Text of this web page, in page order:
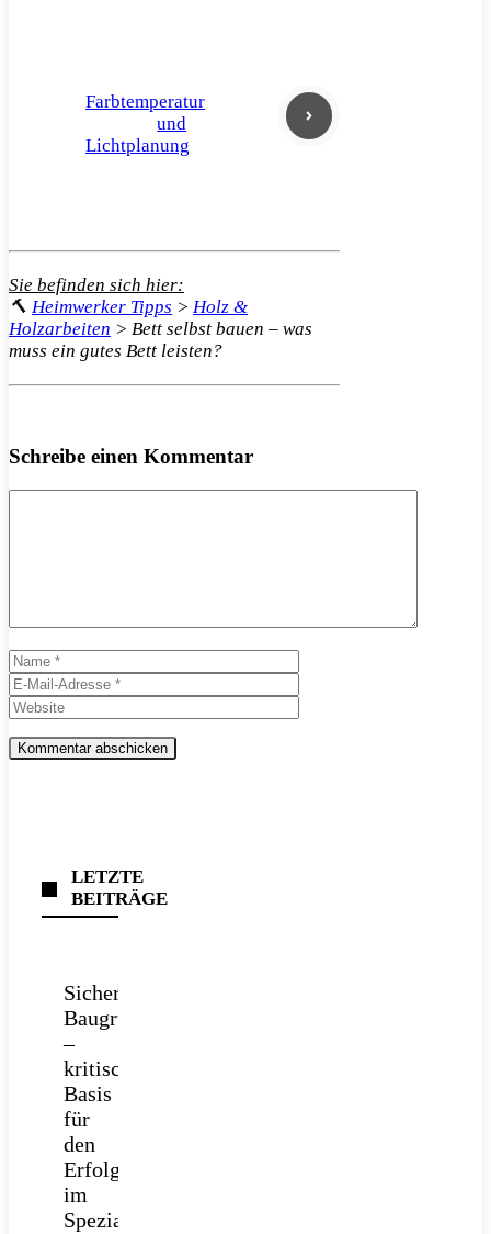
Farbtemperatur
und
Lichtplanung
Sie befinden sich hier:
🔨 Heimwerker Tipps > Holz &
Holzarbeiten > Bett selbst bauen – was
muss ein gutes Bett leisten?
Schreibe einen Kommentar
Name
Mail-
Adresse
LETZTE
BEITRÄGE
Sichere
Baugrube
–
kritische
Basis
für
den
Erfolg
im
Spezialtiefbau